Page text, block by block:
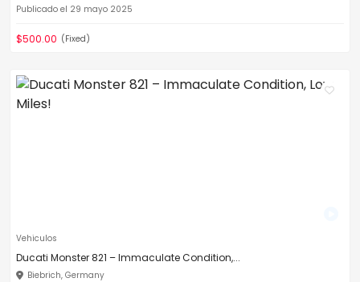
Publicado el 29 mayo 2025
$500.00 (Fixed)
Vehiculos
Ducati Monster 821 – Immaculate Condition,...
Biebrich, Germany